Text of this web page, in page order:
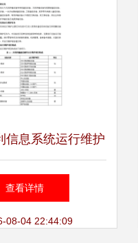
信息系统运行维护
试行）》及其在宁
网的示范意义
查看详情
08-04 22:44:09